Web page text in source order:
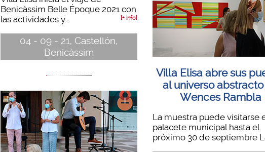
Benicàssim Belle Époque 2021 con
las actividades y...
[+ info]
04 - 09 - 21, Castellón,
Benicàssim
Villa Elisa abre sus
al universo
Wences Rambla
La muestra puede visitarse
palacete municipal hasta el
próximo 30 de septiembre